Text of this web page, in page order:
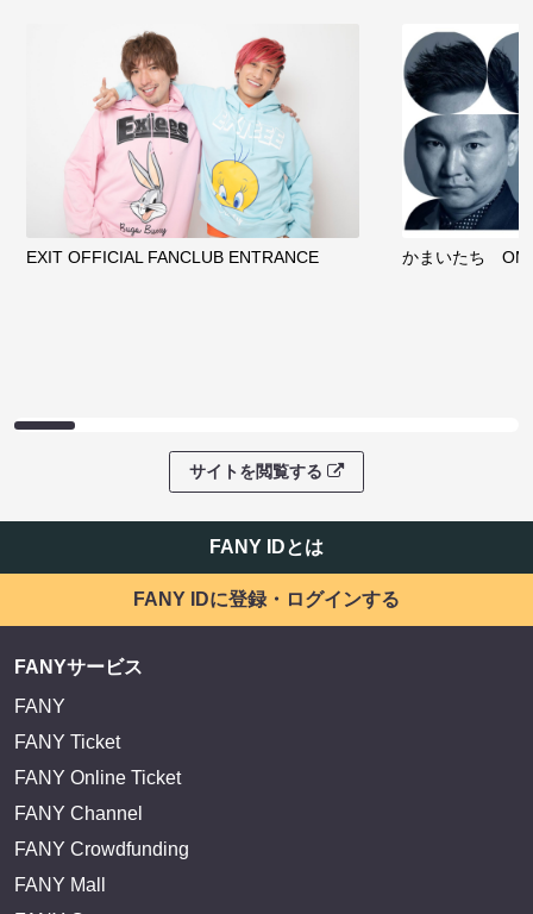
EXIT OFFICIAL FANCLUB ENTRANCE かまいたち
サイトを閲覧する
FANY IDとは
FANY IDに登録・ログインする
FANYサービス
FANY
FANY Ticket
FANY Online Ticket
FANY Channel
FANY Crowdfunding
FANY Mall